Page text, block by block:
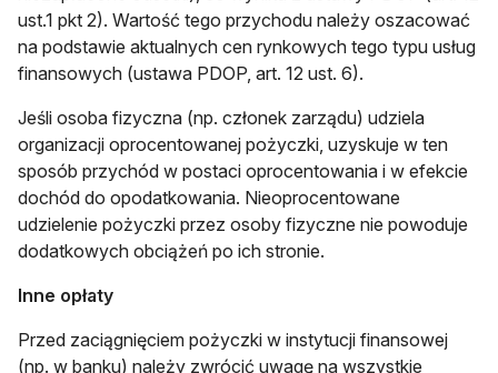
ust.1 pkt 2). Wartość tego przychodu należy oszacować
na podstawie aktualnych cen rynkowych tego typu usług
finansowych (ustawa PDOP, art. 12 ust. 6).
Jeśli osoba fizyczna (np. członek zarządu) udziela
organizacji oprocentowanej pożyczki, uzyskuje w ten
sposób przychód w postaci oprocentowania i w efekcie
dochód do opodatkowania. Nieoprocentowane
udzielenie pożyczki przez osoby fizyczne nie powoduje
dodatkowych obciążeń po ich stronie.
Inne opłaty
Przed zaciągnięciem pożyczki w instytucji finansowej
(np. w banku) należy zwrócić uwagę na wszystkie